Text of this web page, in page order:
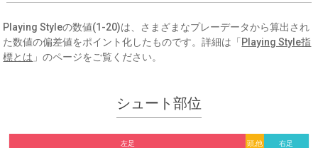
Playing Styleの数値(1-20)は、さまざまなプレーデータから算出され
た数値の偏差値をポイント化したものです。詳細は「 Playing Style指
標とは 」のページをご覧ください。
シュート部位
左足 頭,他 右足